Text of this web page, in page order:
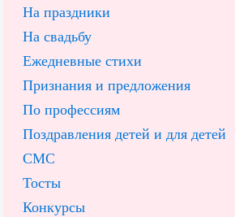
На праздники
На свадьбу
Ежедневные стихи
Признания и предложения
По профессиям
Поздравления детей и для детей
СМС
Тосты
Конкурсы